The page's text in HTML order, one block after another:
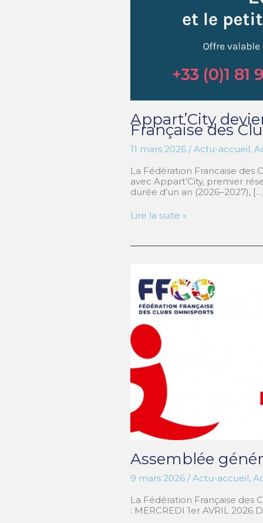
Appart’City
Française des
11 mars 2026 /Actu-accueil,
La Fédération Francaise des
avec Appart’City, premier
durée d’un an (2026–2027),
Appart’City devient
officiel
Fédération
Française
des
Clubs
Lire la suite »
Assemblée
9 mars 2026 /Actu-accueil,
La Fédération Française des
: MERCREDI 1er AVRIL 2026